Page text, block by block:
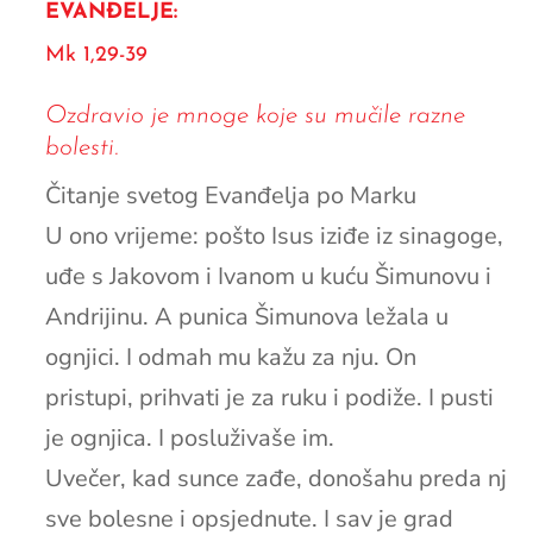
EVANĐELJE:
Mk 1,29-39
Ozdravio je mnoge koje su mučile razne
bolesti.
Čitanje svetog Evanđelja po Marku
U ono vrijeme: pošto Isus iziđe iz sinagoge,
uđe s Jakovom i Ivanom u kuću Šimunovu i
Andrijinu. A punica Šimunova ležala u
ognjici. I odmah mu kažu za nju. On
pristupi, prihvati je za ruku i podiže. I pusti
je ognjica. I posluživaše im.
Uvečer, kad sunce zađe, donošahu preda nj
sve bolesne i opsjednute. I sav je grad